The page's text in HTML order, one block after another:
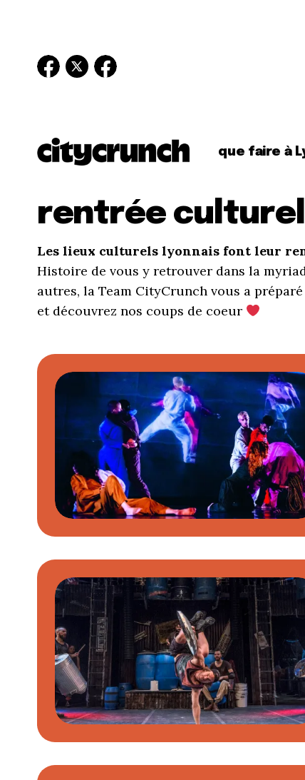
que faire à
rentrée
Les lieux culturels lyonnais font leur
Histoire de vous y retrouver dans la
autres, la Team CityCrunch vous a
et découvrez nos coups de coeur